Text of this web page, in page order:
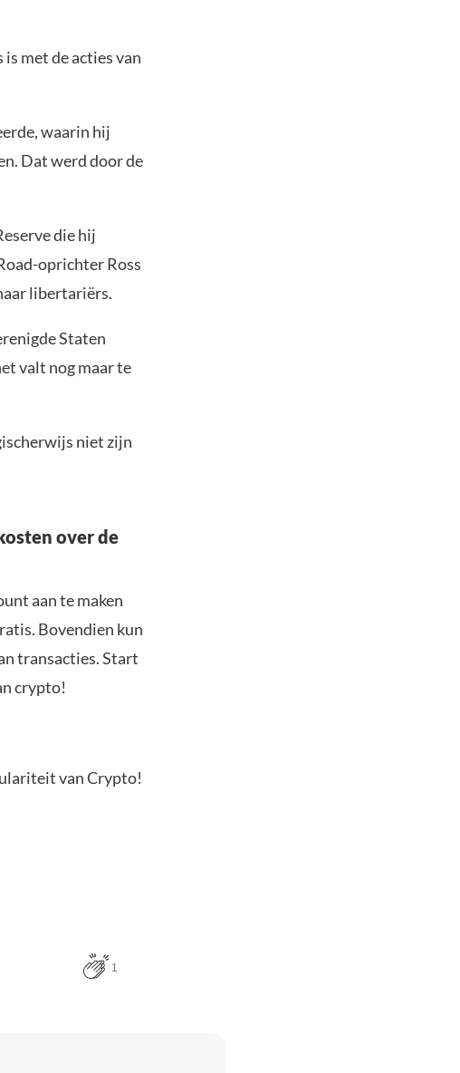
met de acties van
waarin hij
Dat werd door de
die hij
oprichter Ross
libertariërs.
Staten
valt nog maar te
niet zijn
over de
aan te maken
Bovendien kun
transacties. Start
crypto!
van Crypto!
1